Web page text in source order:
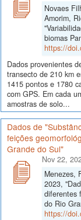
Novaes
Amorim,
biomas
https://
Dados provenientes
transecto de 210 km
1415 pontos e 1780
com GPS. Em cada
amostras de solo...
Dados de
feições
Grande do Sul"
Nov 22,
Menezes,
2023,
diferentes
do Rio
https://